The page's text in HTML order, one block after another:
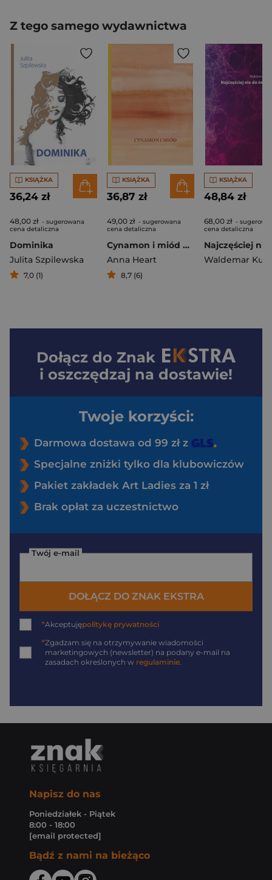
Z tego samego wydawnictwa
KSIĄŻKA
36,24 zł
48,00 zł - sugerowana
cena detaliczna
Dominika
Julita Szpilewska
7,0 (1)
KSIĄŻKA
36,87 zł
49,00 zł - sugerowana
cena detaliczna
Cynamon i miód w poszukiwaniu czułości
Anna Heart
8,7 (6)
KSIĄŻKA
48,84 zł
68,00 zł -
cena detaliczna
Waldemar
Dołącz do Znak
i oszczędzaj na dostawie!
Twoje korzyści:
Darmowa dostawa od 99 zł z
Specjalne zniżki tylko dla klubowiczów
Pakiet zakładek Art Ladies za 1 zł
Brak opłat za uczestnictwo
Twój e-mail
DOŁĄCZ DO ZNAK EKSTRA
*Akceptujępolitykę prywatności
*Zgadzam się na otrzymywanie wiadomości
marketingowych (newsletter) na podany e-mail na
zasadach określonych w regulaminie
Napisz do nas
Poniedziałek - Piątek
8:00 - 18:00
[email protected]
Bądź z nami na bieżąco